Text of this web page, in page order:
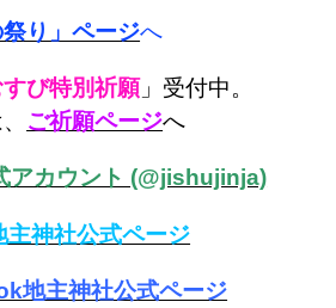
祭り」ページへ
すび特別祈願」受付中。
ご祈願ページへ
アカウント (@jishujinja)
神社公式ページ
地主神社公式ページ